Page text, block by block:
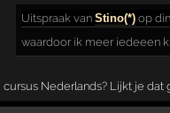
Uitspraak vanStino(*) op
waardoor ik meer iedeeen
cursus Nederlands? Lijkt je dat